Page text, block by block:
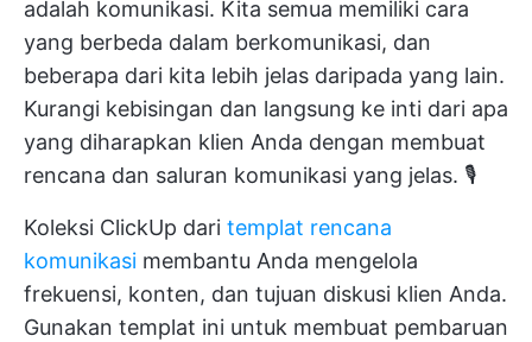
adalah komunikasi. Kita semua memiliki cara
yang berbeda dalam berkomunikasi, dan
beberapa dari kita lebih jelas daripada yang lain.
Kurangi kebisingan dan langsung ke inti dari apa
yang diharapkan klien Anda dengan membuat
rencana dan saluran komunikasi yang jelas. 🎙️
Koleksi ClickUp dari templat rencana
komunikasi membantu Anda mengelola
frekuensi, konten, dan tujuan diskusi klien Anda.
Gunakan templat ini untuk membuat pembaruan